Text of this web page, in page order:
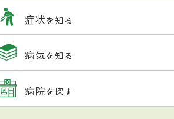
症状を知る
病気を知る
病院を探す